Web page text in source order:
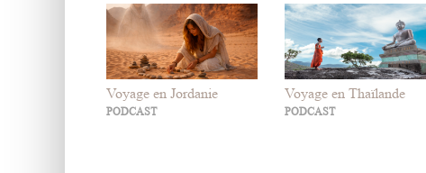
Voyage en Jordanie
PODCAST
Voyage en Thaïlande
PODCAST